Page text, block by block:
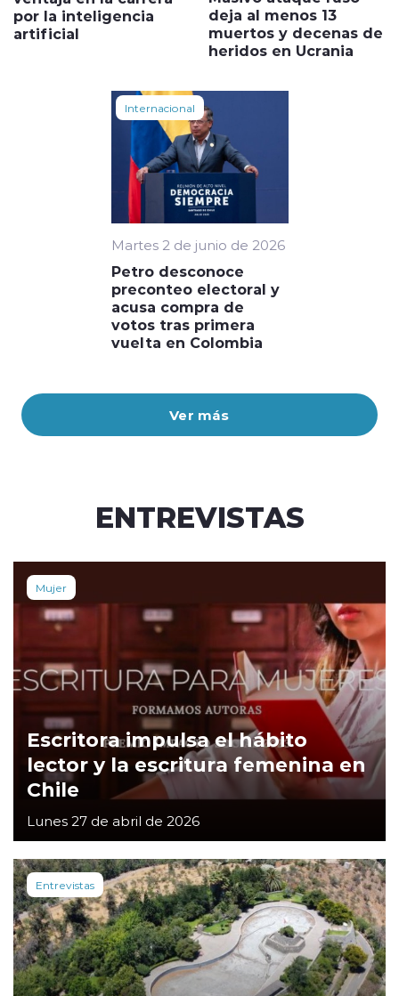
Ver más
por la inteligencia
artificial
deja al menos 13
muertos y decenas de
heridos en Ucrania
Internacional
Martes 2 de junio de 2026
Petro desconoce
preconteo electoral y
acusa compra de
votos tras primera
vuelta en Colombia
ENTREVISTAS
Mujer
Escritora impulsa el hábito
lector y la escritura femenina en
Chile
Lunes 27 de abril de 2026
Entrevistas